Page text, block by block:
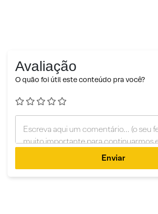
Avaliação
O quão foi útil este conteúdo pra você?
Enviar